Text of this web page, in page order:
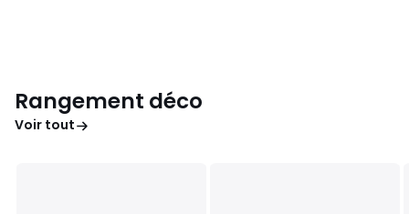
Rangement déco
Voir tout